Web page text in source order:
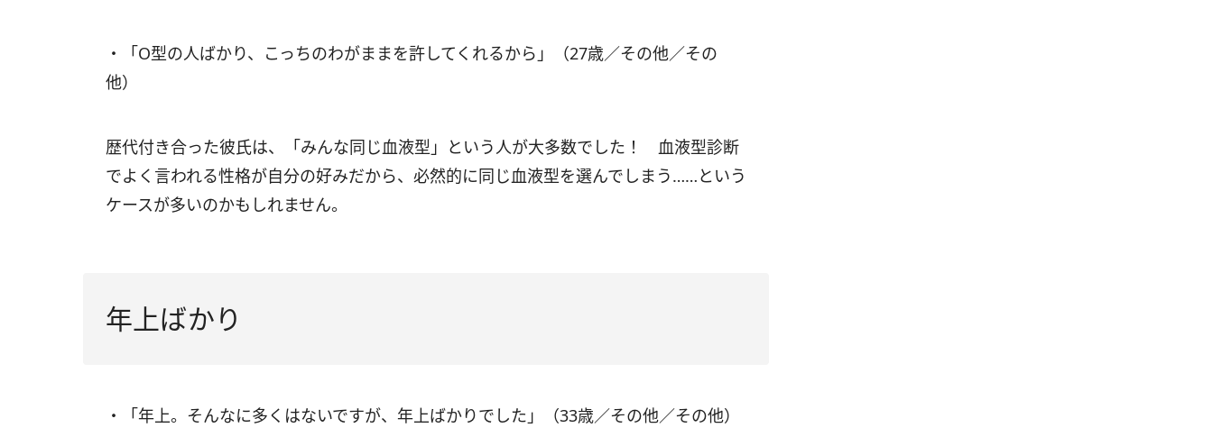
・「O型の人ばかり、こっちのわがままを許してくれるから」（27歳／その他／その
他）
歴代付き合った彼氏は、「みんな同じ血液型」という人が大多数でした！ 血液型診断
でよく言われる性格が自分の好みだから、必然的に同じ血液型を選んでしまう……という
ケースが多いのかもしれません。
年上ばかり
・「年上。そんなに多くはないですが、年上ばかりでした」（33歳／その他／その他）